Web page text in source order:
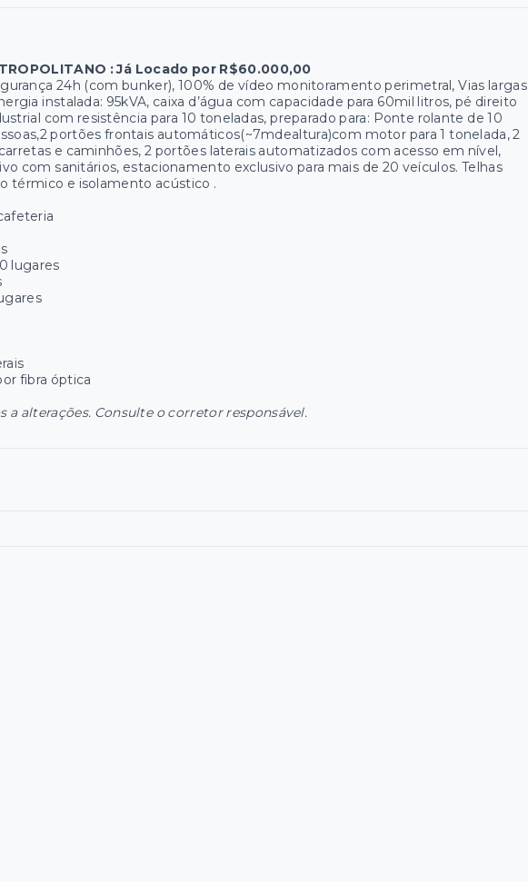
: Já Locado por R$60.000,00
24h (com bunker), 100% de vídeo monitoramento perimetral, Vias largas
instalada: 95kVA, caixa d’água com capacidade para 60mil litros, pé direito
com resistência para 10 toneladas, preparado para: Ponte rolante de 10
portões frontais automáticos(~7mdealtura)com motor para 1 tonelada, 2
e caminhões, 2 portões laterais automatizados com acesso em nível,
com sanitários, estacionamento exclusivo para mais de 20 veículos. Telhas
térmico e isolamento acústico .
lugares
fibra óptica
a alterações. Consulte o corretor responsável.